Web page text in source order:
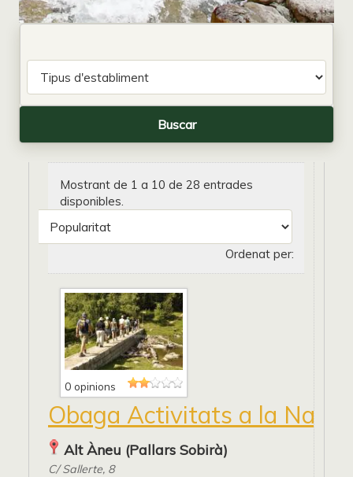
Mostrant de 1 a 10 de 28 entrades
disponibles.
Ordenat per:
0 opinions
Obaga Activitats a la
Alt Àneu (Pallars Sobirà)
C/ Sallerte, 8